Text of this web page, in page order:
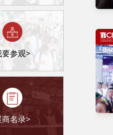
要参观>
商名录>